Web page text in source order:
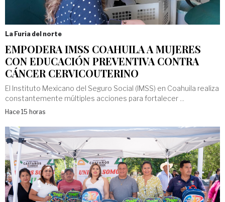
La Furia del norte
EMPODERA IMSS COAHUILA A MUJERES
CON EDUCACIÓN PREVENTIVA CONTRA
CÁNCER CERVICOUTERINO
El Instituto Mexicano del Seguro Social (IMSS) en Coahuila realiza
constantemente múltiples acciones para fortalecer ...
Hace 15 horas